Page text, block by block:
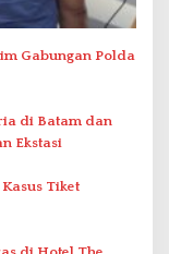
Gabungan Polda
di Batam dan
Ekstasi
Tiket